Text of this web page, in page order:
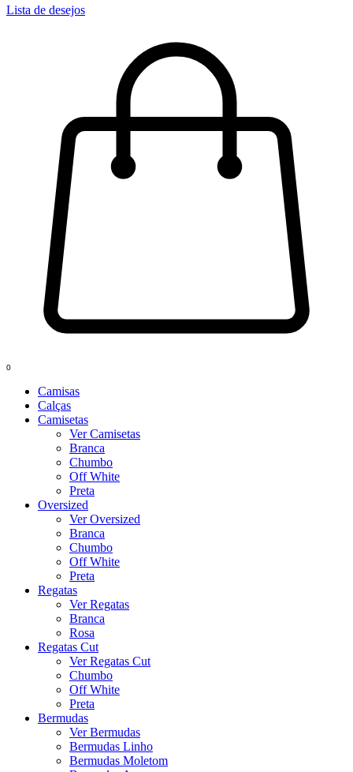
Lista de desejos
0
Camisas
Calças
Camisetas
Ver Camisetas
Branca
Chumbo
Off White
Preta
Oversized
Ver Oversized
Branca
Chumbo
Off White
Preta
Regatas
Ver Regatas
Branca
Rosa
Regatas Cut
Ver Regatas Cut
Chumbo
Off White
Preta
Bermudas
Ver Bermudas
Bermudas Linho
Bermudas Moletom